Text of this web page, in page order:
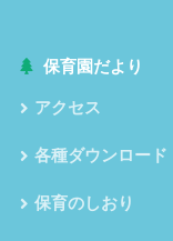
保育園だより
アクセス
各種ダウンロード
保育のしおり